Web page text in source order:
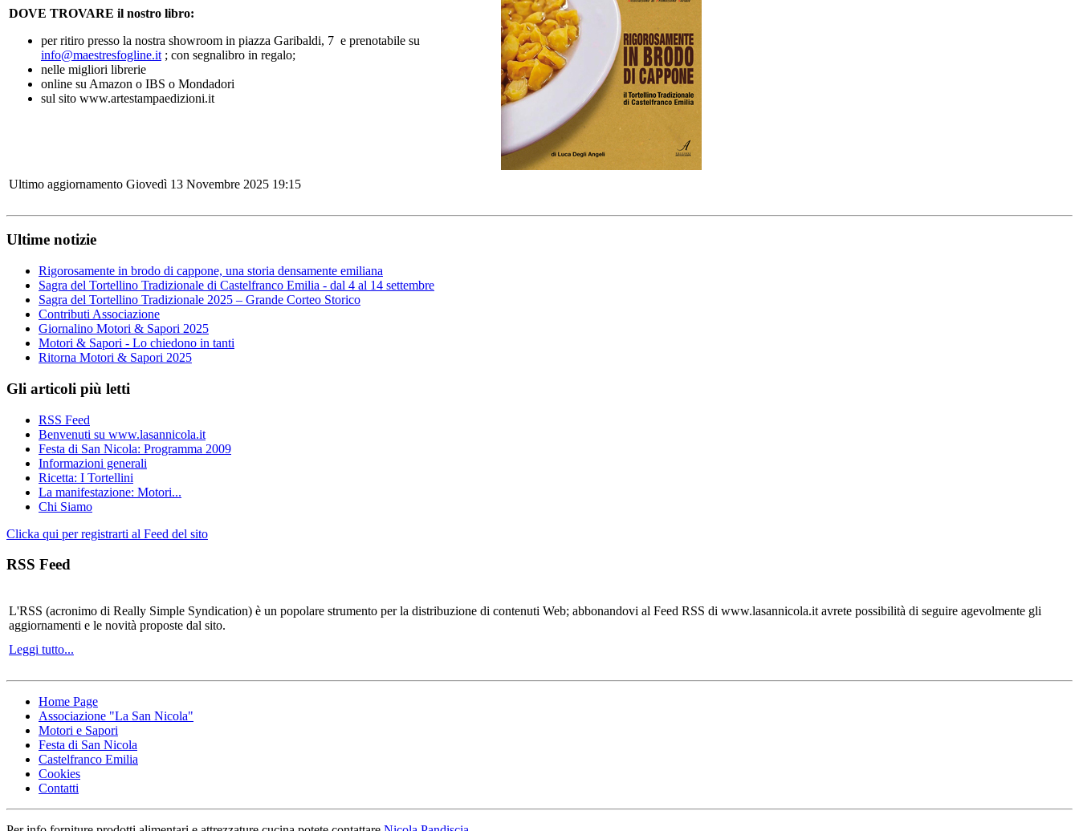
DOVE TROVARE il nostro libro:
per ritiro presso la nostra showroom in piazza Garibaldi, 7 e prenotabile su
info@maestresfogline.it ; con segnalibro in regalo;
nelle migliori librerie
online su Amazon o IBS o Mondadori
sul sito www.artestampaedizioni.it
Ultimo aggiornamento Giovedì 13 Novembre 2025 19:15
Ultime notizie
Rigorosamente in brodo di cappone, una storia densamente emiliana
Sagra del Tortellino Tradizionale di Castelfranco Emilia - dal 4 al 14 settembre
Sagra del Tortellino Tradizionale 2025 – Grande Corteo Storico
Contributi Associazione
Giornalino Motori & Sapori 2025
Motori & Sapori - Lo chiedono in tanti
Ritorna Motori & Sapori 2025
Gli articoli più letti
RSS Feed
Benvenuti su www.lasannicola.it
Festa di San Nicola: Programma 2009
Informazioni generali
Ricetta: I Tortellini
La manifestazione: Motori...
Chi Siamo
Clicka qui per registrarti al Feed del sito
RSS Feed
L'RSS (acronimo di Really Simple Syndication) è un popolare strumento per la distribuzione di contenuti Web; abbonandovi al Feed RSS di www.lasannicola.it avrete possibilità di seguire agevolmente gli
aggiornamenti e le novità proposte dal sito.
Leggi tutto...
Home Page
Associazione "La San Nicola"
Motori e Sapori
Festa di San Nicola
Castelfranco Emilia
Cookies
Contatti